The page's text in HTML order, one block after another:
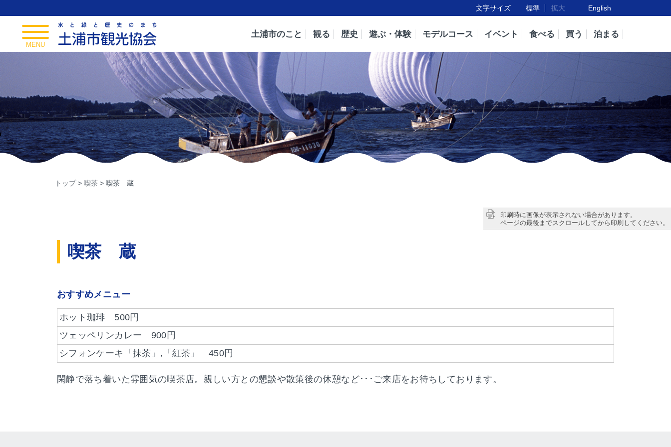
toggle
navigation
MENU
文字サイズ 標準 拡大 English
土浦市のこと 観る 歴史 遊ぶ・体験 モデルコース イベント 食べる 買う 泊まる
トップ> 喫茶 > 喫茶 蔵
印刷時に画像が表示されない場合があります。
ページの最後までスクロールしてから印刷してください。
喫茶 蔵
おすすめメニュー
ホット珈琲 500円
ツェッペリンカレー 900円
シフォンケーキ「抹茶」,「紅茶」 450円
閑静で落ち着いた雰囲気の喫茶店。親しい方との懇談や散策後の休憩など･･･ご来店をお待ちしております。